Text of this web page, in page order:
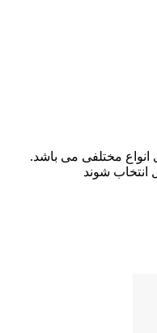
انواع مختلفی می باشد.
شوند